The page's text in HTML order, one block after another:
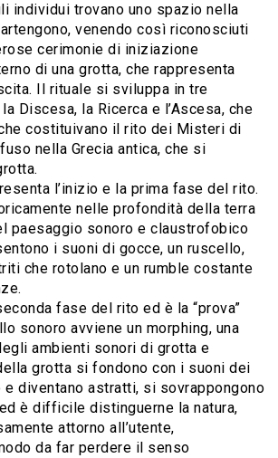
individui trovano uno spazio nella
venendo così riconosciuti
cerimonie di iniziazione
di una grotta, che rappresenta
Il rituale si sviluppa in tre
Discesa, la Ricerca e l’Ascesa, che
costituivano il rito dei Misteri di
nella Grecia antica, che si
l’inizio e la prima fase del rito.
nelle profondità della terra
paesaggio sonoro e claustrofobico
i suoni di gocce, un ruscello,
che rotolano e un rumble costante
fase del rito ed è la “prova”
sonoro avviene un morphing, una
ambienti sonori di grotta e
grotta si fondono con i suoni dei
diventano astratti, si sovrappongono
è difficile distinguerne la natura,
attorno all’utente,
da far perdere il senso